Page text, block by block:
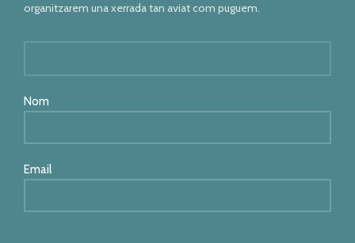
organitzarem una xerrada tan aviat com puguem.
Nom
Email